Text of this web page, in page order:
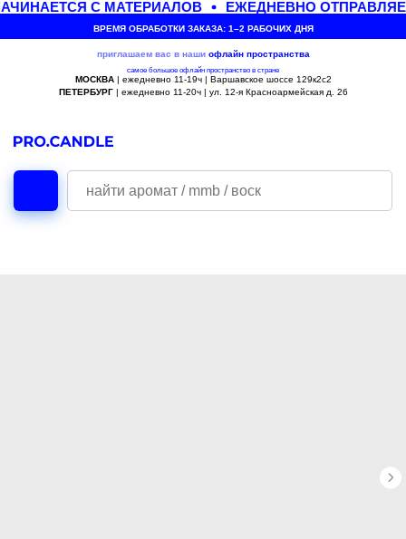
С МАТЕРИАЛОВ ЕЖЕДНЕВНО
ВРЕМЯ ОБРАБОТКИ ЗАКАЗА: 1–2 РАБОЧИХ ДНЯ
приглашаем вас в наши офлайн пространства
самое большое офлайн пространство в стране
МОСКВА| ежедневно 11-19ч | Варшавское шоссе 129к2с2
ПЕТЕРБУРГ| ежедневно 11-20ч | ул. 12-я Красноармейская д. 26